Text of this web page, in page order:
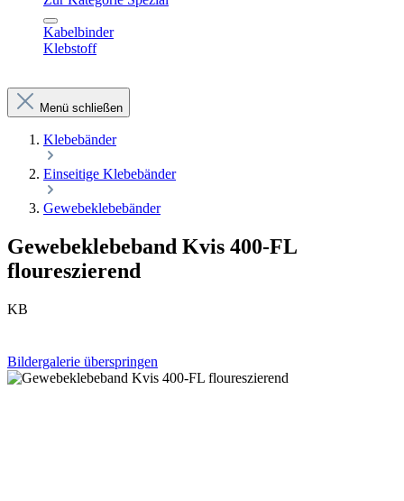
Kabelbinder
Klebstoff
Menü schließen
Klebebänder
Einseitige Klebebänder
Gewebeklebebänder
Gewebeklebeband Kvis 400-FL
floureszierend
KB
Bildergalerie überspringen